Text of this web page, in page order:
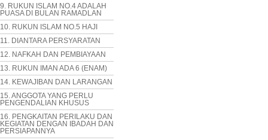
9. RUKUN ISLAM NO.4 ADALAH
PUASA DI BULAN RAMADLAN
10. RUKUN ISLAM NO.5 HAJI
11. DIANTARA PERSYARATAN
12. NAFKAH DAN PEMBIAYAAN
13. RUKUN IMAN ADA 6 (ENAM)
14. KEWAJIBAN DAN LARANGAN
15. ANGGOTA YANG PERLU
PENGENDALIAN KHUSUS
16. PENGKAITAN PERILAKU DAN
KEGIATAN DENGAN IBADAH DAN
PERSIAPANNYA